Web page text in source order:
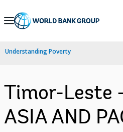
Skip
Navigation
Understanding Poverty
Timor-Leste
ASIA AND